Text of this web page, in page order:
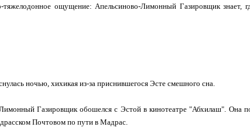
ощущение: Апельсиново-Лимонный Газировщик знает,
ночью, хихикая из-за приснившегося Эсте смешного сна.
Газировщик обошелся с Эстой в кинотеатре "Абхилаш". Она
Почтовом по пути в Мадрас.